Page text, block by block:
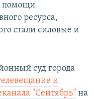
помощи
ресурса,
стали силовые и
суд города
и
"Сентябрь" на